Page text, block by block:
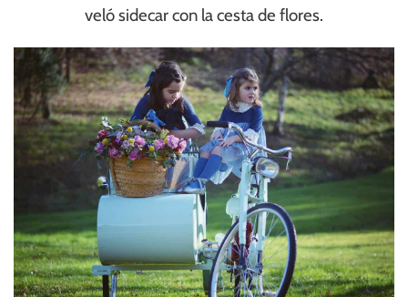
veló sidecar con la cesta de flores.